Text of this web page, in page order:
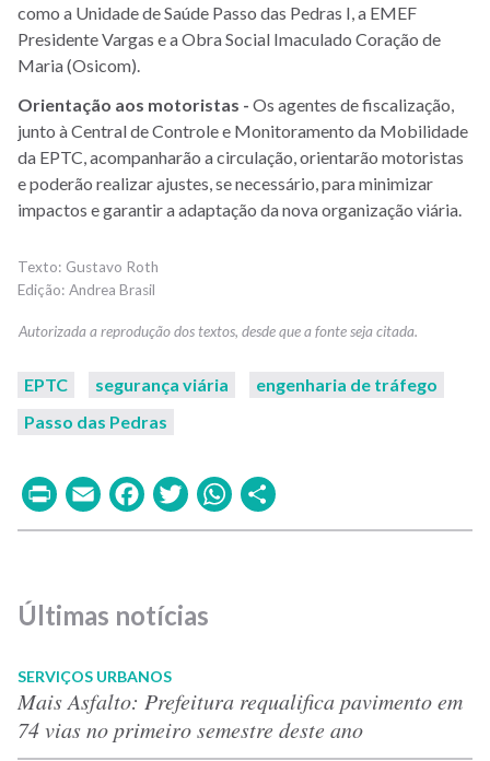
como a Unidade de Saúde Passo das Pedras I, a EMEF
Presidente Vargas e a Obra Social Imaculado Coração de
Maria (Osicom).
Orientação aos motoristas - Os agentes de fiscalização,
junto à Central de Controle e Monitoramento da Mobilidade
da EPTC, acompanharão a circulação, orientarão motoristas
e poderão realizar ajustes, se necessário, para minimizar
impactos e garantir a adaptação da nova organização viária.
Gustavo Roth
Andrea Brasil
EPTC segurança viária
engenharia de tráfego
Passo das Pedras
PrintEmailFacebook
TwitterWhatsApp
Últimas notícias
SERVIÇOS URBANOS
Mais Asfalto: Prefeitura requalifica pavimento em
74 vias no primeiro semestre deste ano